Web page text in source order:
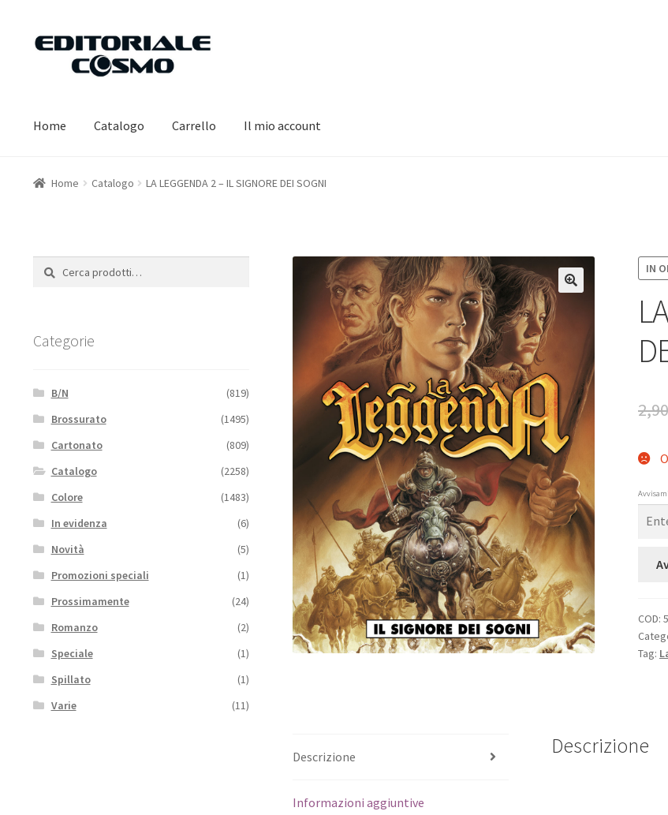
Vai
navigazione
Vai
Home Catalogo Carrello Il mio account
Home Catalogo LA LEGGENDA 2 – IL SIGNORE DEI SOGNI
IN
2,90
COD:
Tag:
Descrizione
Informazioni aggiuntive
Descrizione
Cerca:
Cerca
Categorie
B/N
(819)
Brossurato
(1495)
Cartonato
(809)
Catalogo
(2258)
Colore
(1483)
In evidenza
(6)
Novità
(5)
Promozioni speciali
(1)
Prossimamente
(24)
Romanzo
(2)
Speciale
(1)
Spillato
(1)
Varie
(11)